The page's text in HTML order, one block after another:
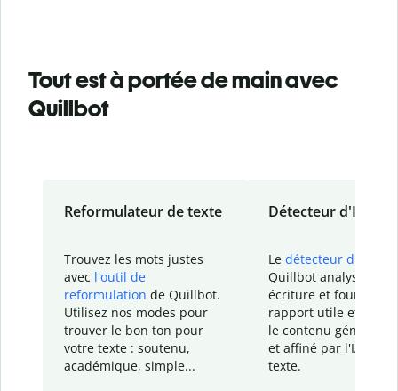
Tout est à portée de main avec
Quillbot
Reformulateur de texte
Trouvez les mots justes
avec l'outil de
reformulation de Quillbot.
Utilisez nos modes pour
trouver le bon ton pour
votre texte : soutenu,
académique, simple...
Détecteur d'IA
Le détecteur d'IA
Quillbot analyse votre
écriture et fournit un
rapport utile et
le contenu généré
et affiné par l'IA
texte.